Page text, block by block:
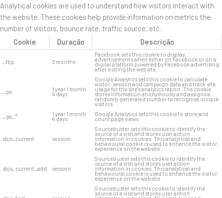
Analytical cookies are used to understand how visitors interact with
the website. These cookies help provide information on metrics the
number of visitors, bounce rate, traffic source, etc.
Cookie
Duração Descrição
_fbp 3 months
Facebook sets this cookie to display
advertisements when either on Facebook or on a
digital platform powered by Facebook advertising
after visiting the website.
_ga 1 year 1 month
4 days
Google Analytics sets this cookie to calculate
visitor, session and campaign data and track site
usage for the site's analytics report. The cookie
stores information anonymously and assigns a
randomly generated number to recognise unique
visitors.
_ga_*
1 year 1 month
4 days
Google Analytics sets this cookie to store and
count page views.
sbjs_current session
Sourcebuster sets this cookie to identify the
source of a visit and stores user action
information in cookies. This analytical and
behavioural cookie is used to enhance the visitor
experience on the website.
sbjs_current_add session
Sourcebuster sets this cookie to identify the
source of a visit and stores user action
information in cookies. This analytical and
behavioural cookie is used to enhance the visitor
experience on the website.
Sourcebuster sets this cookie to identify the
source of a visit and stores user action